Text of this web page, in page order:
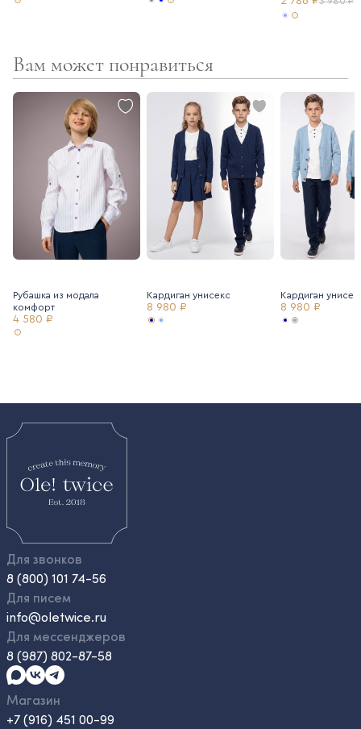
Вам может понравиться
Рубашка из модала
комфорт
4 580 ₽
Кардиган унисекс
8 980 ₽
Кардиган
8 980 ₽
Для звонков
8 (800) 101 74-56
Для писем
info@oletwice.ru
Для мессенджеров
8 (987) 802-87-58
Магазин
+7 (916) 451 00-99